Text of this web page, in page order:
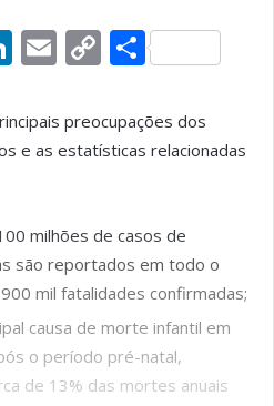
L
i
n
k
d
I
n
E
m
a
il
C
o
p
y
i
n
k
S
h
a
r
preocupações dos
e as estatísticas relacionadas
milhões de casos de
são reportados em todo o
mil fatalidades confirmadas;
causa de morte infantil em
o período pré-natal,
de 13% das mortes anuais